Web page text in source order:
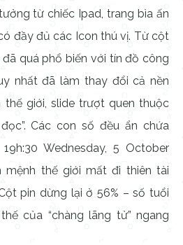
từ chiếc Ipad, trang bìa ấn
đầy đủ các Icon thú vị. Từ cột
quá phổ biến với tín đồ công
nhất đã làm thay đổi cả nền
giới, slide trượt quen thuộc
Các con số đều ẩn chứa
Wednesday, 5 October
mệnh thế giới mất đi thiên tài
pin dừng lại ở 56% – số tuổi
của “chàng lãng tử” ngang